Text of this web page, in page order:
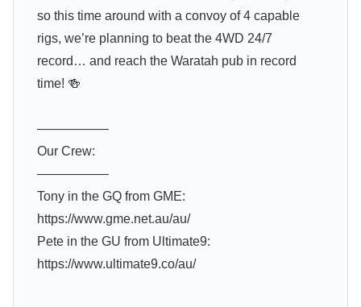
so this time around with a convoy of 4 capable
rigs, we’re planning to beat the 4WD 24/7
record… and reach the Waratah pub in record
time! 🍻
—————–
Our Crew:
—————–
Tony in the GQ from GME:
https://www.gme.net.au/au/
Pete in the GU from Ultimate9:
https://www.ultimate9.co/au/